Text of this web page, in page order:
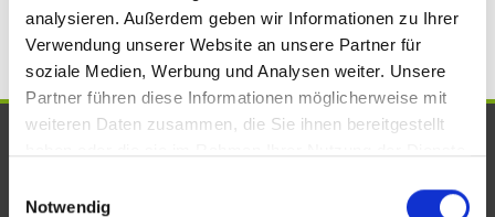
analysieren. Außerdem geben wir Informationen zu Ihrer
Verwendung unserer Website an unsere Partner für
soziale Medien, Werbung und Analysen weiter. Unsere
Partner führen diese Informationen möglicherweise mit
weiteren Daten zusammen, die Sie ihnen bereitgestellt
Notwendig
UNSERE AUSZEICHNUNGEN. WIR